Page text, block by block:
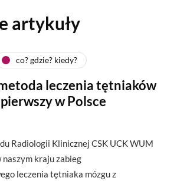
artykuły
co? gdzie? kiedy?
leczenia tętniaków
w Polsce
Radiologii Klinicznej CSK UCK WUM
kraju zabieg
leczenia tętniaka mózgu z